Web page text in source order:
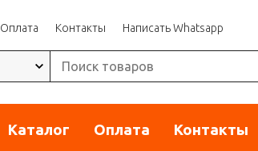
Оплата Контакты Написать Whatsapp
Каталог Оплата Контакты